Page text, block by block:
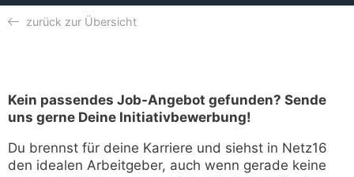
zurück zur Übersicht
Kein passendes Job-Angebot gefunden? Sende
uns gerne Deine Initiativbewerbung!
Du brennst für deine Karriere und siehst in Netz16
den idealen Arbeitgeber, auch wenn gerade keine